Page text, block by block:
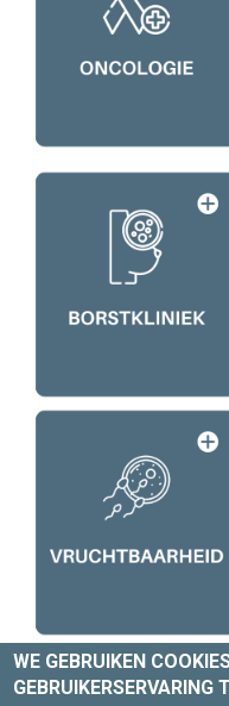
WE GEBRUIKEN
GEBRUIKERSERVARING